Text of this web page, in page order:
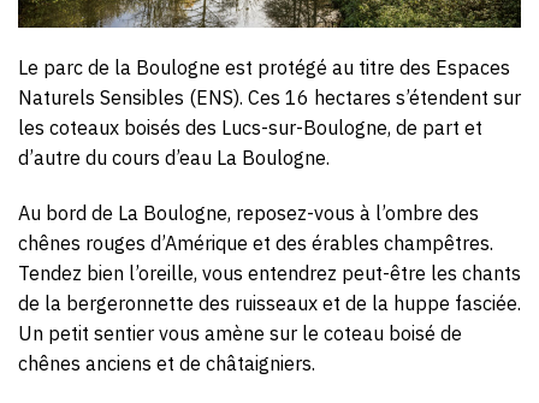
Le parc de la Boulogne est protégé au titre des Espaces
Naturels Sensibles (ENS). Ces 16 hectares s’étendent sur
les coteaux boisés des Lucs-sur-Boulogne, de part et
d’autre du cours d’eau La Boulogne.
Au bord de La Boulogne, reposez-vous à l’ombre des
chênes rouges d’Amérique et des érables champêtres.
Tendez bien l’oreille, vous entendrez peut-être les chants
de la bergeronnette des ruisseaux et de la huppe fasciée.
Un petit sentier vous amène sur le coteau boisé de
chênes anciens et de châtaigniers.